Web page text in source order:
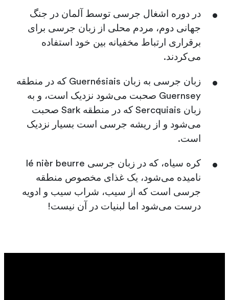
در دوره اشغال جرسی توسط آلمان در جنگ
جهانی دوم، مردم محلی از زبان جرسی برای
برقراری ارتباط مخفیانه بین خود استفاده
می‌کردند.
زبان جرسی به زبان Guernésiais که در منطقه
Guernsey صحبت می‌شود نزدیک است، و به
زبان Sercquiais که در منطقه Sark صحبت
می‌شود و از ریشه جرسی است بسیار نزدیک
کره سیاه، که در زبان جرسی lé nièr beurre
نامیده می‌شود، یک غذای مخصوص منطقه
جرسی است که از سیب، شراب سیب و ادویه
درست می‌شود اما لبنیات در آن نیست!